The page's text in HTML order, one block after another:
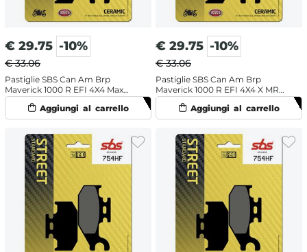
€ 29.75 -10%
€ 33.06
Pastiglie SBS Can Am Brp
Maverick 1000 R EFI 4X4 Max
(2014) posteriori ceramiche
€ 29.75 -10%
€ 33.06
Pastiglie SBS Can Am Brp
Maverick 1000 R EFI 4X4 X MR
(2014) posteriori ceramiche